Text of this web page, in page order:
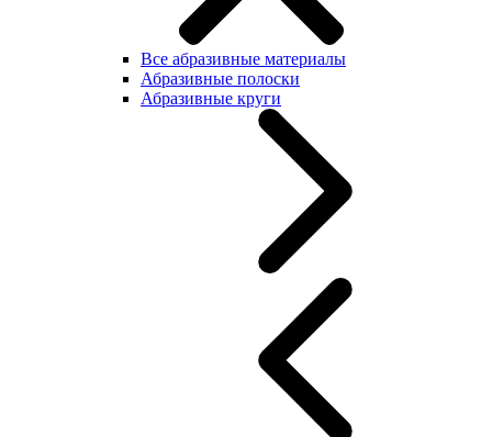
Все абразивные материалы
Абразивные полоски
Абразивные круги